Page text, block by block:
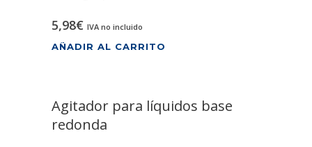
5,98€ IVA no incluido
AÑADIR AL CARRITO
Agitador para líquidos base
redonda